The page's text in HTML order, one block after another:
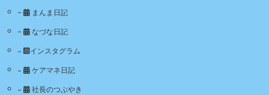
まんま日記
なづな日記
インスタグラム
ケアマネ日記
社長のつぶやき